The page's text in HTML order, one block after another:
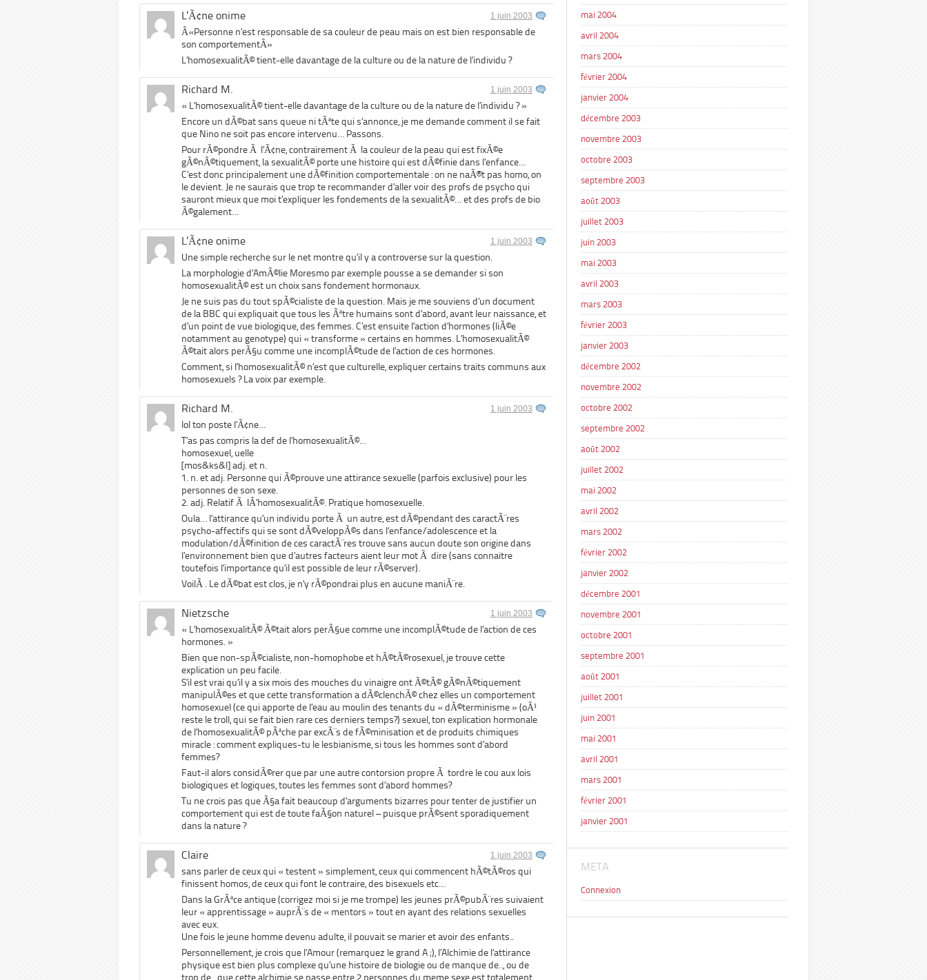
L'Ã¢ne onime 1 juin 2003
Â«Personne n’est responsable de sa couleur de peau mais on est bien responsable de
son comportementÂ»
L’homosexualitÃ© tient-elle davantage de la culture ou de la nature de l’individu ?
Richard M. 1 juin 2003
« L’homosexualitÃ© tient-elle davantage de la culture ou de la nature de l’individu ? »
Encore un dÃ©bat sans queue ni tÃªte qui s’annonce, je me demande comment il se fait
que Nino ne soit pas encore intervenu… Passons.
Pour rÃ©pondre Ã l’Ã¢ne, contrairement Ã la couleur de la peau qui est fixÃ©e
gÃ©nÃ©tiquement, la sexualitÃ© porte une histoire qui est dÃ©finie dans l’enfance…
C’est donc principalement une dÃ©finition comportementale : on ne naÃ®t pas homo, on
le devient. Je ne saurais que trop te recommander d’aller voir des profs de psycho qui
sauront mieux que moi t’expliquer les fondements de la sexualitÃ©… et des profs de bio
Ã©galement…
L'Ã¢ne onime 1 juin 2003
Une simple recherche sur le net montre qu’il y a controverse sur la question.
La morphologie d’AmÃ©lie Moresmo par exemple pousse a se demander si son
homosexualitÃ© est un choix sans fondement hormonaux.
Je ne suis pas du tout spÃ©cialiste de la question. Mais je me souviens d’un document
de la BBC qui expliquait que tous les Ãªtre humains sont d’abord, avant leur naissance, et
d’un point de vue biologique, des femmes. C’est ensuite l’action d’hormones (liÃ©e
notamment au genotype) qui « transforme » certains en hommes. L’homosexualitÃ©
Ã©tait alors perÃ§u comme une incomplÃ©tude de l’action de ces hormones.
Comment, si l’homosexualitÃ© n’est que culturelle, expliquer certains traits communs aux
homosexuels ? La voix par exemple.
Richard M. 1 juin 2003
lol ton poste l’Ã¢ne…
T’as pas compris la def de l’homosexualitÃ©…
homosexuel, uelle
[mos&ks&l] adj. et n.
1. n. et adj. Personne qui Ã©prouve une attirance sexuelle (parfois exclusive) pour les
personnes de son sexe.
2. adj. Relatif Ã lÂ’homosexualitÃ©. Pratique homosexuelle.
Oula… l’attirance qu’un individu porte Ã un autre, est dÃ©pendant des caractÃ¨res
psycho-affectifs qui se sont dÃ©veloppÃ©s dans l’enfance/adolescence et la
modulation/dÃ©finition de ces caractÃ¨res trouve sans aucun doute son origine dans
l’environnement bien que d’autres facteurs aient leur mot Ã dire (sans connaitre
toutefois l’importance qu’il est possible de leur rÃ©server).
VoilÃ . Le dÃ©bat est clos, je n’y rÃ©pondrai plus en aucune maniÃ¨re.
Nietzsche 1 juin 2003
« L’homosexualitÃ© Ã©tait alors perÃ§ue comme une incomplÃ©tude de l’action de ces
hormones. »
Bien que non-spÃ©cialiste, non-homophobe et hÃ©tÃ©rosexuel, je trouve cette
explication un peu facile.
S’il est vrai qu’il y a six mois des mouches du vinaigre ont Ã©tÃ© gÃ©nÃ©tiquement
manipulÃ©es et que cette transformation a dÃ©clenchÃ© chez elles un comportement
homosexuel (ce qui apporte de l’eau au moulin des tenants du « dÃ©terminisme » (oÃ¹
reste le troll, qui se fait bien rare ces derniers temps?) sexuel, ton explication hormonale
de l’homosexualitÃ© pÃªche par excÃ¨s de fÃ©minisation et de produits chimiques
miracle : comment expliques-tu le lesbianisme, si tous les hommes sont d’abord
femmes?
Faut-il alors considÃ©rer que par une autre contorsion propre Ã tordre le cou aux lois
biologiques et logiques, toutes les femmes sont d’abord hommes?
Tu ne crois pas que Ã§a fait beaucoup d’arguments bizarres pour tenter de justifier un
comportement qui est de toute faÃ§on naturel – puisque prÃ©sent sporadiquement
dans la nature ?
Claire 1 juin 2003
sans parler de ceux qui « testent » simplement, ceux qui commencent hÃ©tÃ©ros qui
finissent homos, de ceux qui font le contraire, des bisexuels etc…
Dans la GrÃªce antique (corrigez moi si je me trompe) les jeunes prÃ©pubÃ¨res suivaient
leur « apprentissage » auprÃ¨s de « mentors » tout en ayant des relations sexuelles
avec eux.
Une fois le jeune homme devenu adulte, il pouvait se marier et avoir des enfants..
Personnellement, je crois que l’Amour (remarquez le grand A ;), l’Alchimie de l’attirance
physique est bien plus complexe qu’une histoire de biologie ou de manque de.., ou de
trop de.. que cette alchimie se passe entre 2 personnes du meme sexe est totalement
mai 2004
avril 2004
mars 2004
février 2004
janvier 2004
décembre 2003
novembre 2003
octobre 2003
septembre 2003
août 2003
juillet 2003
juin 2003
mai 2003
avril 2003
mars 2003
février 2003
janvier 2003
décembre 2002
novembre 2002
octobre 2002
septembre 2002
août 2002
juillet 2002
mai 2002
avril 2002
mars 2002
février 2002
janvier 2002
décembre 2001
novembre 2001
octobre 2001
septembre 2001
août 2001
juillet 2001
juin 2001
mai 2001
avril 2001
mars 2001
février 2001
janvier 2001
META
Connexion